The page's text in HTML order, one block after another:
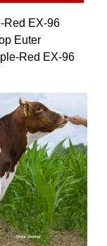
Red EX-96
Euter
Red EX-96